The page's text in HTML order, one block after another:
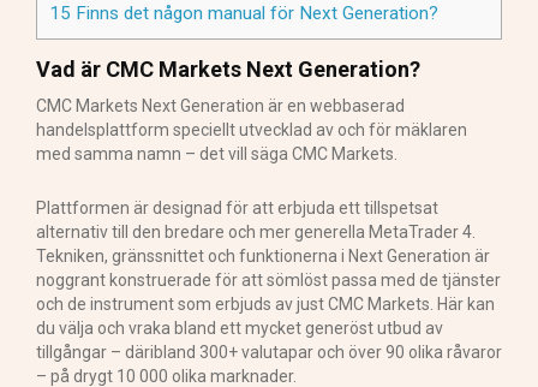
15 Finns det någon manual för Next Generation?
Vad är CMC Markets Next Generation?
CMC Markets Next Generation är en webbaserad
handelsplattform speciellt utvecklad av och för mäklaren
med samma namn – det vill säga CMC Markets.
Plattformen är designad för att erbjuda ett tillspetsat
alternativ till den bredare och mer generella MetaTrader 4.
Tekniken, gränssnittet och funktionerna i Next Generation är
noggrant konstruerade för att sömlöst passa med de tjänster
och de instrument som erbjuds av just CMC Markets. Här kan
du välja och vraka bland ett mycket generöst utbud av
tillgångar – däribland 300+ valutapar och över 90 olika råvaror
– på drygt 10 000 olika marknader.